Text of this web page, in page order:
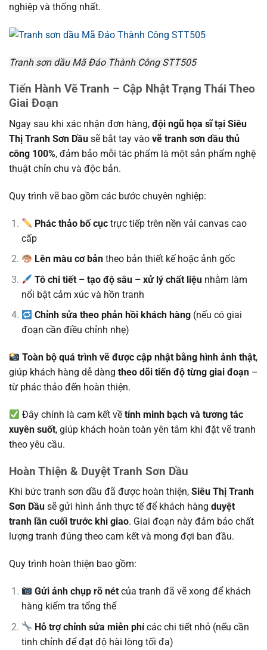
nghiệp và thống nhất.
Tranh sơn dầu Mã Đáo Thành Công STT505
Tiến Hành Vẽ Tranh – Cập Nhật Trạng Thái Theo
Giai Đoạn
Ngay sau khi xác nhận đơn hàng, đội ngũ họa sĩ tại Siêu
Thị Tranh Sơn Dầu sẽ bắt tay vào vẽ tranh sơn dầu thủ
công 100%, đảm bảo mỗi tác phẩm là một sản phẩm nghệ
thuật chỉn chu và độc bản.
Quy trình vẽ bao gồm các bước chuyên nghiệp:
Phác thảo bố cục trực tiếp trên nền vải canvas cao
cấp
Lên màu cơ bản theo bản thiết kế hoặc ảnh gốc
Tô chi tiết – tạo độ sâu – xử lý chất liệu nhằm làm
nổi bật cảm xúc và hồn tranh
Chỉnh sửa theo phản hồi khách hàng (nếu có giai
đoạn cần điều chỉnh nhẹ)
Toàn bộ quá trình vẽ được cập nhật bằng hình ảnh thật,
giúp khách hàng dễ dàng theo dõi tiến độ từng giai đoạn –
từ phác thảo đến hoàn thiện.
Đây chính là cam kết vềtính minh bạch và tương tác
xuyên suốt, giúp khách hoàn toàn yên tâm khi đặt vẽ tranh
theo yêu cầu.
Hoàn Thiện & Duyệt Tranh Sơn Dầu
Khi bức tranh sơn dầu đã được hoàn thiện, Siêu Thị Tranh
Sơn Dầu sẽ gửi hình ảnh thực tế để khách hàng duyệt
tranh lần cuối trước khi giao. Giai đoạn này đảm bảo chất
lượng tranh đúng theo cam kết và mong đợi ban đầu.
Quy trình hoàn thiện bao gồm:
Gửi ảnh chụp rõ nét của tranh đã vẽ xong để khách
hàng kiểm tra tổng thể
Hỗ trợ chỉnh sửa miễn phí các chi tiết nhỏ (nếu cần
tinh chỉnh để đạt độ hài lòng tối đa)